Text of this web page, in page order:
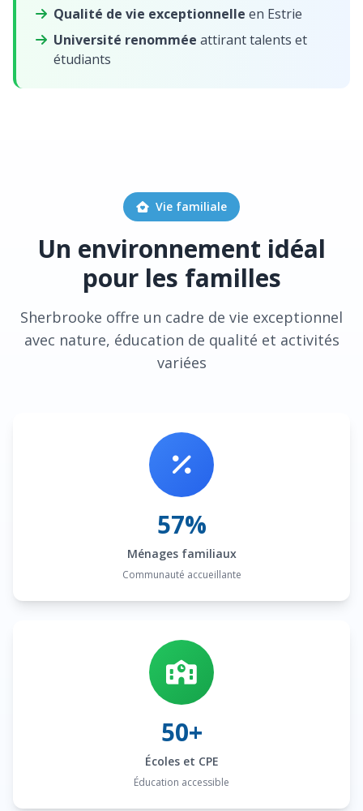
Qualité de vie exceptionnelle en Estrie
Université renommée attirant talents et
étudiants
Vie familiale
Un environnement idéal
pour les familles
Sherbrooke offre un cadre de vie exceptionnel
avec nature, éducation de qualité et activités
variées
57%
Ménages familiaux
Communauté accueillante
50+
Écoles et CPE
Éducation accessible